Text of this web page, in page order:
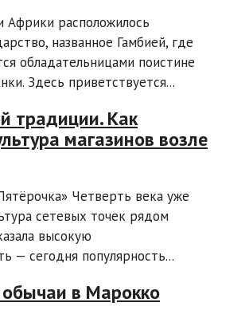
Африки расположилось
названное Гамбией, где
обладательницами поистине
Здесь приветствуется...
традиции. Как
магазинов возле
Четверть века уже
сетевых точек рядом
высокую
— сегодня популярность...
в Марокко